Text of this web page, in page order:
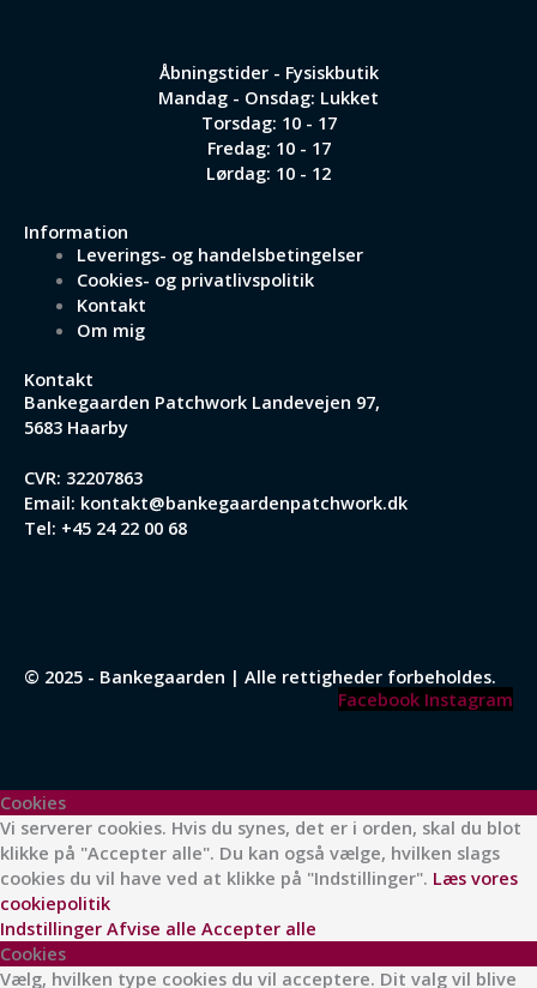
Åbningstider - Fysiskbutik
Mandag - Onsdag: Lukket
Torsdag: 10 - 17
Fredag: 10 - 17
Lørdag: 10 - 12
Information
Leverings- og handelsbetingelser
Cookies- og privatlivspolitik
Kontakt
Om mig
Kontakt
Bankegaarden Patchwork Landevejen 97,
5683 Haarby
CVR: 32207863
Email: kontakt@bankegaardenpatchwork.dk
Tel: +45 24 22 00 68
© 2025 - Bankegaarden | Alle rettigheder forbeholdes.
Facebook Instagram
Cookies
Vi serverer cookies. Hvis du synes, det er i orden, skal du blot
klikke på "Accepter alle". Du kan også vælge, hvilken slags
cookies du vil have ved at klikke på "Indstillinger". Læs vores
cookiepolitik
Indstillinger Afvise alle Accepter alle
Cookies
Vælg, hvilken type cookies du vil acceptere. Dit valg vil blive